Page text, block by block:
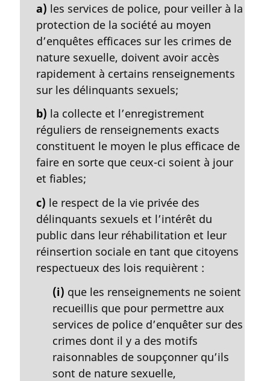
a) les services de police, pour veiller à la
protection de la société au moyen
d’enquêtes efficaces sur les crimes de
nature sexuelle, doivent avoir accès
rapidement à certains renseignements
sur les délinquants sexuels;
b) la collecte et l’enregistrement
réguliers de renseignements exacts
constituent le moyen le plus efficace de
faire en sorte que ceux-ci soient à jour
et fiables;
c) le respect de la vie privée des
délinquants sexuels et l’intérêt du
public dans leur réhabilitation et leur
réinsertion sociale en tant que citoyens
respectueux des lois requièrent :
(i) que les renseignements ne soient
recueillis que pour permettre aux
services de police d’enquêter sur des
crimes dont il y a des motifs
raisonnables de soupçonner qu’ils
sont de nature sexuelle,